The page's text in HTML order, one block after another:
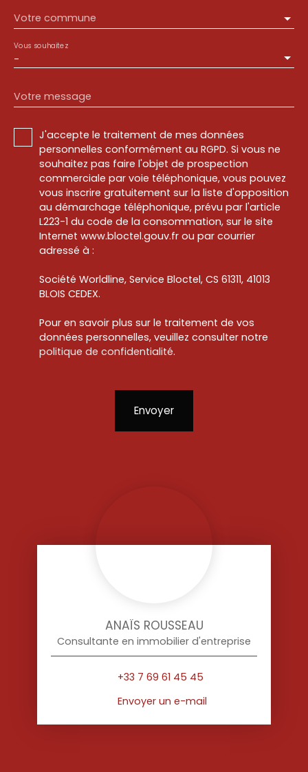
Votre commune
-
Vous souhaitez
Votre message
J'accepte le traitement de mes données
personnelles conformément au RGPD. Si vous ne
souhaitez pas faire l'objet de prospection
commerciale par voie téléphonique, vous pouvez
vous inscrire gratuitement sur la liste d'opposition
au démarchage téléphonique, prévu par l'article
L223-1 du code de la consommation, sur le site
Internet www.bloctel.gouv.fr ou par courrier
adressé à :
Société Worldline, Service Bloctel, CS 61311, 41013
BLOIS CEDEX.
Pour en savoir plus sur le traitement de vos
données personnelles, veuillez consulter notre
politique de confidentialité.
Envoyer
ANAÏS ROUSSEAU
Consultante en immobilier d'entreprise
+33 7 69 61 45 45
Envoyer un e-mail